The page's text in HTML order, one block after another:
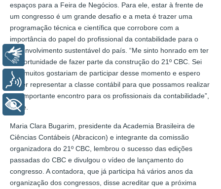
espaços para a Feira de Negócios. Para ele, estar à frente de
um congresso é um grande desafio e a meta é trazer uma
programação técnica e científica que corrobore com a
importância do papel do profissional da contabilidade para o
desenvolvimento sustentável do país. “Me sinto honrado em ter
a oportunidade de fazer parte da construção do 21º CBC. Sei
que muitos gostariam de participar desse momento e espero
poder representar a classe contábil para que possamos realizar
um importante encontro para os profissionais da contabilidade”,
disse.
Maria Clara Bugarim, presidente da Academia Brasileira de
Ciências Contábeis (Abracicon) e integrante da comissão
organizadora do 21º CBC, lembrou o sucesso das edições
passadas do CBC e divulgou o vídeo de lançamento do
congresso. A contadora, que já participa há vários anos da
organização dos congressos, disse acreditar que a próxima
Libras